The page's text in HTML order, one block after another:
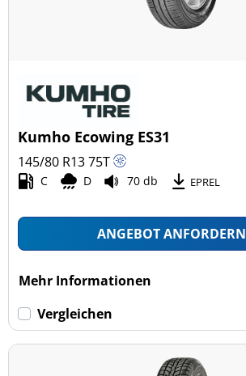
Kumho Ecowing ES31
145/80 R1375T
C D 70 db EPREL
ANGEBOT ANFORDERN
Mehr Informationen
Vergleichen